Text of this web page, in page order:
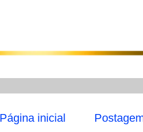
Página inicial